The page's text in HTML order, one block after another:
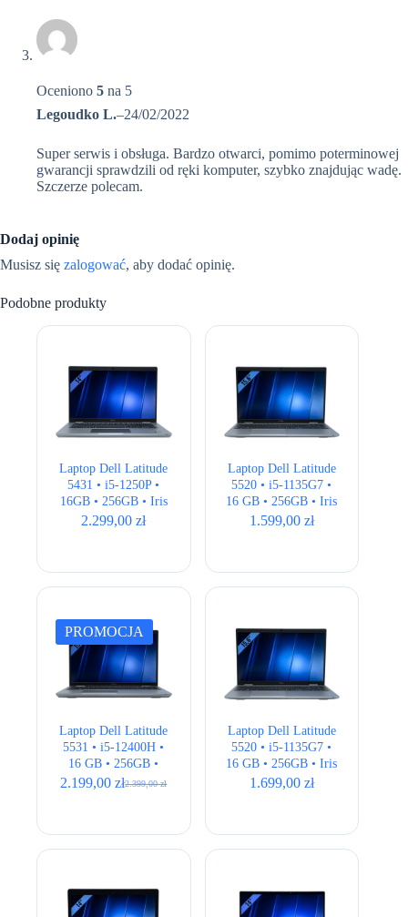
Oceniono 5 na 5
Legoudko L.–24/02/2022
Super serwis i obsługa. Bardzo otwarci, pomimo poterminowej
gwarancji sprawdzili od ręki komputer, szybko znajdując wadę.
Szczerze polecam.
Dodaj opinię
Musisz się zalogować, aby dodać opinię.
Podobne produkty
Laptop Dell Latitude
5431 • i5-1250P •
16GB • 256GB • Iris
Xe • 14″ Full HD
2.299,00zł
Laptop Dell Latitude
5520 • i5-1135G7 •
16 GB • 256GB • Iris
Xe • 15,6 ” Full HD
1.599,00 zł
PROMOCJA
Laptop Dell Latitude
5531 • i5-12400H •
16 GB • 256GB •
Intel Iris Xe • 15,6″
2.399,00zł
Pierwotna
2.399,00 zł.
2.199,00zł
Aktualna
2.199,00 zł.
Laptop Dell Latitude
5520 • i5-1135G7 •
16 GB • 256GB • Iris
Xe • 15,6 ” Full HD •
1.699,00 zł